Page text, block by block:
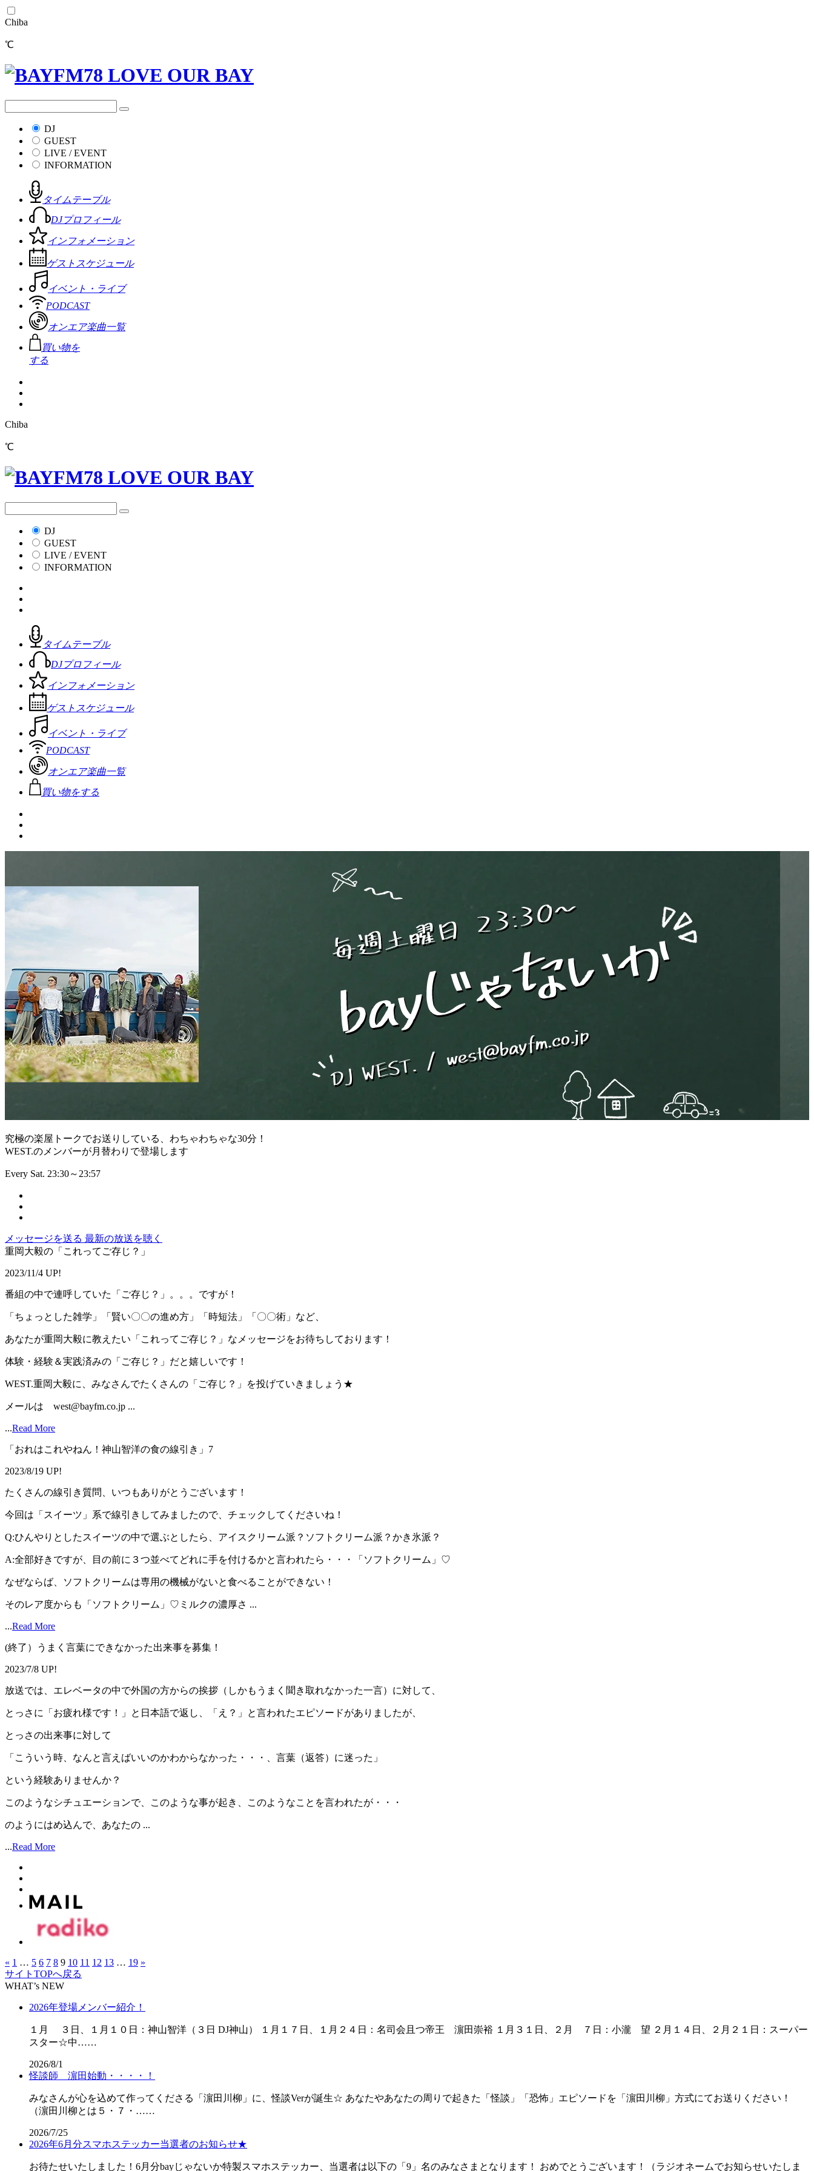
Chiba
℃
DJ
GUEST
LIVE / EVENT
INFORMATION
タイムテーブル
DJプロフィール
インフォメーション
ゲストスケジュール
イベント・ライブ
PODCAST
オンエア楽曲一覧
買い物を
する
Chiba
℃
DJ
GUEST
LIVE / EVENT
INFORMATION
タイムテーブル
DJプロフィール
インフォメーション
ゲストスケジュール
イベント・ライブ
PODCAST
オンエア楽曲一覧
買い物をする
究極の楽屋トークでお送りしている、わちゃわちゃな30分！
WEST.のメンバーが月替わりで登場します
Every Sat. 23:30～23:57
メッセージを送る 最新の放送を聴く
重岡大毅の「これってご存じ？」
2023/11/4 UP!
番組の中で連呼していた「ご存じ？」。。。ですが！
「ちょっとした雑学」「賢い〇〇の進め方」「時短法」「〇〇術」など、
あなたが重岡大毅に教えたい「これってご存じ？」なメッセージをお待ちしております！
体験・経験＆実践済みの「ご存じ？」だと嬉しいです！
WEST.重岡大毅に、みなさんでたくさんの「ご存じ？」を投げていきましょう★
メールは west@bayfm.co.jp ...
...Read More
「おれはこれやねん！神山智洋の食の線引き」7
2023/8/19 UP!
たくさんの線引き質問、いつもありがとうございます！
今回は「スイーツ」系で線引きしてみましたので、チェックしてくださいね！
Q:ひんやりとしたスイーツの中で選ぶとしたら、アイスクリーム派？ソフトクリーム派？かき氷派？
A:全部好きですが、目の前に３つ並べてどれに手を付けるかと言われたら・・・「ソフトクリーム」♡
なぜならば、ソフトクリームは専用の機械がないと食べることができない！
そのレア度からも「ソフトクリーム」♡ミルクの濃厚さ ...
...Read More
(終了）うまく言葉にできなかった出来事を募集！
2023/7/8 UP!
放送では、エレベータの中で外国の方からの挨拶（しかもうまく聞き取れなかった一言）に対して、
とっさに「お疲れ様です！」と日本語で返し、「え？」と言われたエピソードがありましたが、
とっさの出来事に対して
「こういう時、なんと言えばいいのかわからなかった・・・、言葉（返答）に迷った」
という経験ありませんか？
このようなシチュエーションで、このような事が起き、このようなことを言われたが・・・
のようにはめ込んで、あなたの ...
...Read More
« 1 … 5 6 7 8 9 10 11 12 13 … 19 »
サイトTOPへ戻る
WHAT’s NEW
2026年登場メンバー紹介！
１月 ３日、１月１０日：神山智洋（３日 DJ神山） １月１７日、１月２４日：名司会且つ帝王 濵田崇裕 １月３１日、２月 ７日：小瀧 望 ２月１４日、２月２１日：スーパー
スター☆中……
2026/8/1
怪談師 濵田始動・・・・！
みなさんが心を込めて作ってくださる「濵田川柳」に、怪談Verが誕生☆ あなたやあなたの周りで起きた「怪談」「恐怖」エピソードを「濵田川柳」方式にてお送りください！
（濵田川柳とは５・７・……
2026/7/25
2026年6月分スマホステッカー当選者のお知らせ★
お待たせいたしました！6月分bayじゃないか特製スマホステッカー、当選者は以下の「9」名のみなさまとなります！ おめでとうございます！（ラジオネームでお知らせいたしま